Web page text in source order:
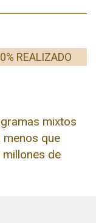
REALIZADO
mixtos
menos que
de